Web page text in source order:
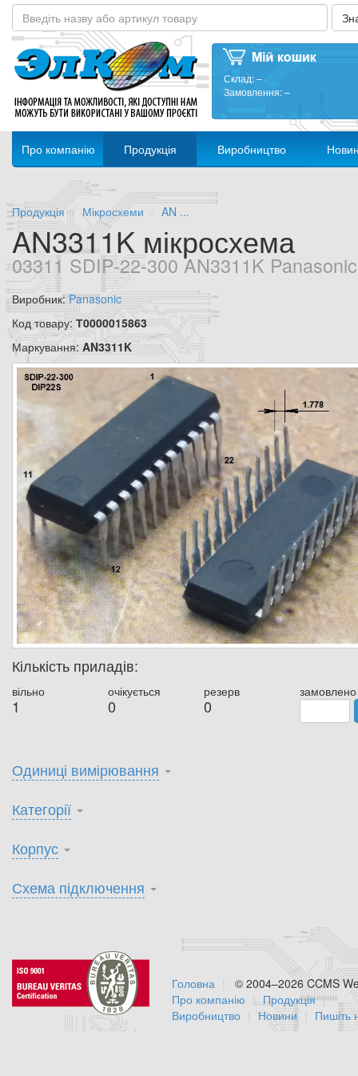
Склад:–
Замовлення:–
Про компанію Продукція Виробництво
Продукція Мікросхеми AN ...
AN3311K мікросхема
03311 SDIP-22-300 AN3311K Panasonic
Виробник:Panasonic
Код товару: Т0000015863
Маркування: AN3311K
Кількість приладів:
вільно
1
очікується
0
резерв
0
замовлено
Одиниці вимірювання
Категорії
Корпус
Схема підключення
© 2004–2026 CCMS
Головна
Про компанію
Продукція
Виробництво
Новини Пишіть